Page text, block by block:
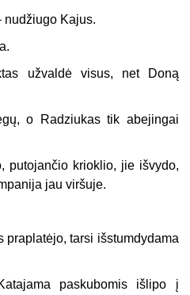
nudžiugo Kajus.
užvaldė visus, net Doną
o Radziukas tik abejingai
putojančio krioklio, jie išvydo,
jau viršuje.
praplatėjo, tarsi išstumdydama
paskubomis išlipo į